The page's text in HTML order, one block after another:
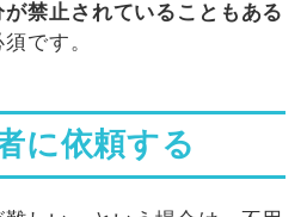
禁止されていることもある
です。
に依頼する